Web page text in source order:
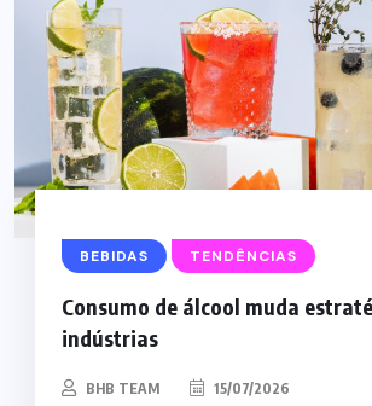
BEBIDAS TENDÊNCIAS
Consumo de álcool muda
indústrias
BHB TEAM 15/07/2026